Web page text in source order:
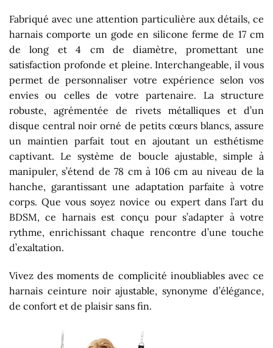
Fabriqué avec une attention particulière aux détails, ce
harnais comporte un gode en silicone ferme de 17 cm
de long et 4 cm de diamètre, promettant une
satisfaction profonde et pleine. Interchangeable, il vous
permet de personnaliser votre expérience selon vos
envies ou celles de votre partenaire. La structure
robuste, agrémentée de rivets métalliques et d’un
disque central noir orné de petits cœurs blancs, assure
un maintien parfait tout en ajoutant un esthétisme
captivant. Le système de boucle ajustable, simple à
manipuler, s’étend de 78 cm à 106 cm au niveau de la
hanche, garantissant une adaptation parfaite à votre
corps. Que vous soyez novice ou expert dans l’art du
BDSM, ce harnais est conçu pour s’adapter à votre
rythme, enrichissant chaque rencontre d’une touche
d’exaltation.
Vivez des moments de complicité inoubliables avec ce
harnais ceinture noir ajustable, synonyme d’élégance,
de confort et de plaisir sans fin.